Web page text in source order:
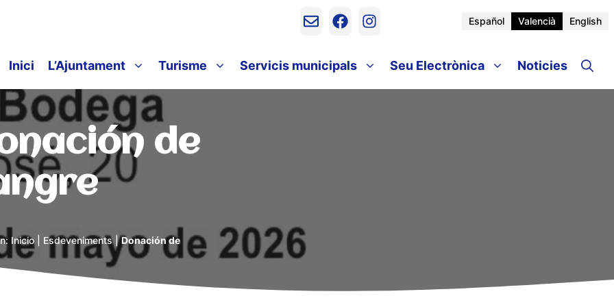
Español Valencià English
Inici L’Ajuntament Turisme Servicis municipals Seu Electrònica Noticies
de
Inicio| Esdeveniments|Donación de